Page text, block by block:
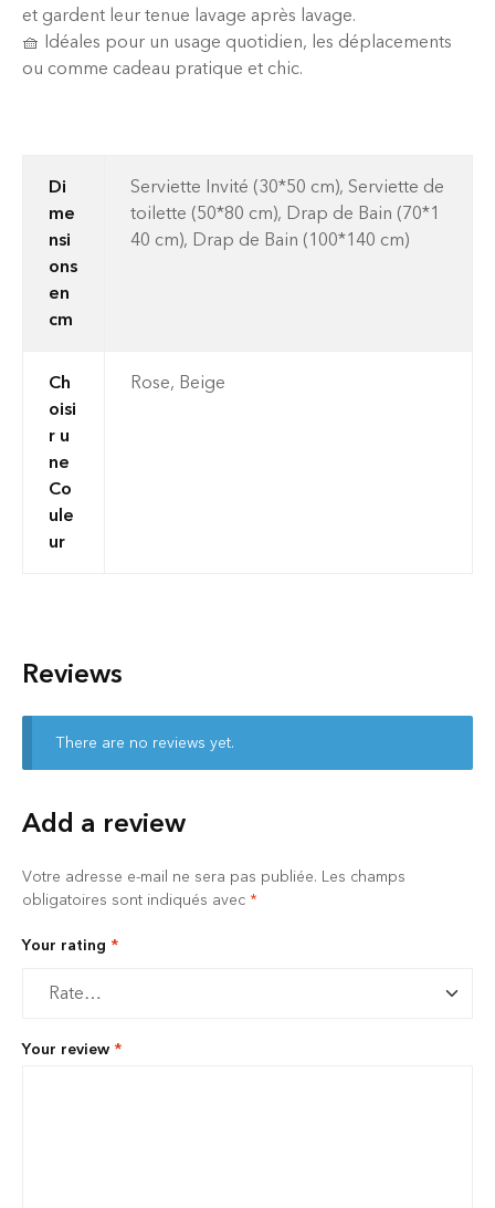
et gardent leur tenue lavage après lavage.
🧺 Idéales pour un usage quotidien, les déplacements
ou comme cadeau pratique et chic.
Di
me
nsi
ons
en
cm
Serviette Invité (30*50 cm), Serviette de
toilette (50*80 cm), Drap de Bain (70*1
40 cm), Drap de Bain (100*140 cm)
Ch
oisi
r u
ne
Co
ule
ur
Rose, Beige
Reviews
There are no reviews yet.
Add a review
Votre adresse e-mail ne sera pas publiée. Les champs
obligatoires sont indiqués avec *
Your rating *
Your review *